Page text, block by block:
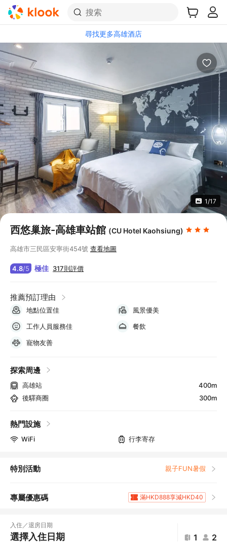
搜索
尋找更多高雄酒店
1/17
西悠巢旅-高雄車站館 (CU Hotel Kaohsiung)
高雄市三民區安寧街454號 查看地圖
4.8/5 極佳 317則評價
推薦預訂理由
地點位置佳
風景優美
工作人員服務佳
餐飲
寵物友善
探索周邊
高雄站
400m
後驛商圈
300m
熱門設施
WiFi 行李寄存
特別活動 親子FUN暑假
專屬優惠碼
滿HKD888享減HKD40
滿HKD800享減HKD50
入住／退房日期
選擇入住日期 1 2